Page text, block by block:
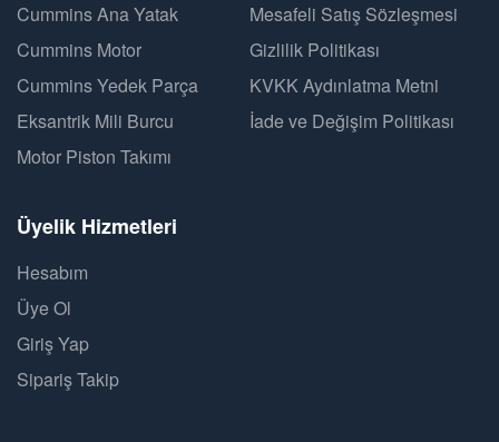
Cummins Ana Yatak
Cummins Motor
Cummins Yedek Parça
Eksantrik Mili Burcu
Motor Piston Takımı
Mesafeli Satış Sözleşmesi
Gizlilik Politikası
KVKK Aydınlatma Metni
İade ve Değişim Politikası
Üyelik Hizmetleri
Hesabım
Üye Ol
Giriş Yap
Sipariş Takip